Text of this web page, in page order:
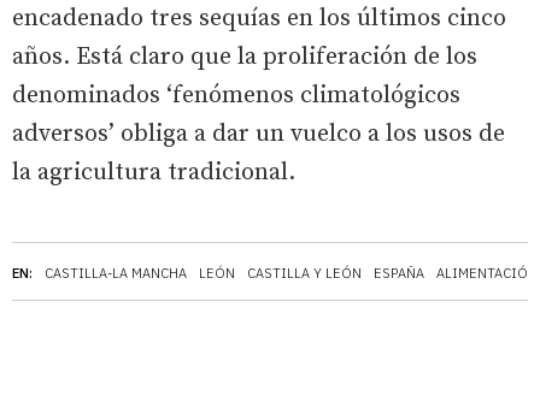
EN: CASTILLA-LA MANCHA LEÓN CASTILLA Y LEÓN ESPAÑA ALIMENTACIÓN
encadenado tres sequías en los últimos cinco
años. Está claro que la proliferación de los
denominados ‘fenómenos climatológicos
adversos’ obliga a dar un vuelco a los usos de
la agricultura tradicional.